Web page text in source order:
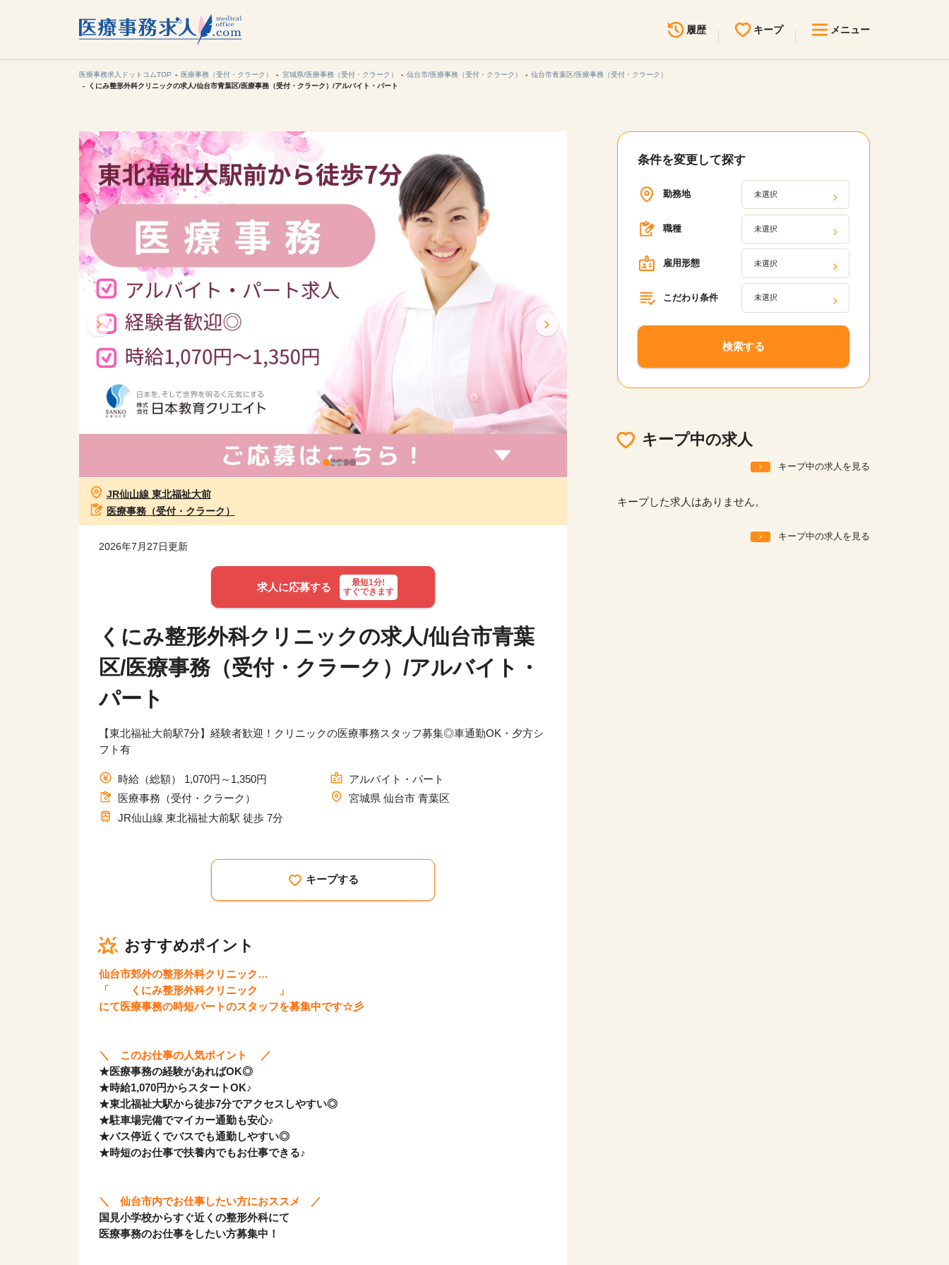
履歴 キープ メニュー
お問い合わせ
見学会・イベント情報
医療事務まるわかりコラム
よくあるご質問
医療事務求人ドットコムとは
サイトの使い方
就職サポート
医療事務求人ドットコムTOP 医療事務（受付・クラーク） 宮城県/医療事務（受付・クラーク） 仙台市/医療事務（受付・クラーク）
仙台市青葉区/医療事務（受付・クラーク）
くにみ整形外科クリニックの求人/仙台市青葉区/医療事務（受付・クラーク）/アルバイト・パート
JR仙山線 東北福祉大前
医療事務（受付・クラーク）
2026年7月27日更新
求人に応募する
最短1分!
すぐできます
くにみ整形外科クリニックの求人/仙台市青葉
区/医療事務（受付・クラーク）/アルバイト・
パート
【東北福祉大前駅7分】経験者歓迎！クリニックの医療事務スタッフ募集◎車通勤OK・夕方シ
フト有
時給（総額） 1,070円～1,350円
アルバイト・パート
医療事務（受付・クラーク）
宮城県 仙台市 青葉区
JR仙山線 東北福祉大前駅 徒歩 7分
キープする
おすすめポイント
仙台市郊外の整形外科クリニック…
「 くにみ整形外科クリニック 」
にて医療事務の時短パートのスタッフを募集中です☆彡
＼ このお仕事の人気ポイント ／
★医療事務の経験があればOK◎
★時給1,070円からスタートOK♪
★東北福祉大駅から徒歩7分でアクセスしやすい◎
★駐車場完備でマイカー通勤も安心♪
★バス停近くでバスでも通勤しやすい◎
★時短のお仕事で扶養内でもお仕事できる♪
＼ 仙台市内でお仕事したい方におススメ ／
国見小学校からすぐ近くの整形外科にて
医療事務のお仕事をしたい方募集中！
条件を変更して探す
勤務地 未選択
職種 未選択
雇用形態 未選択
こだわり条件 未選択
検索する
キープ中の求人
キープ中の求人を見る
キープした求人はありません。
キープ中の求人を見る
関東
東海
九州・沖縄